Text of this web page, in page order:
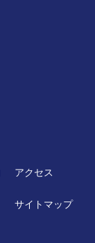
アクセス
サイトマップ